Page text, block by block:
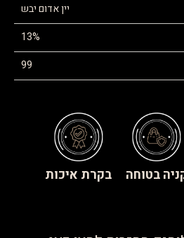
יין אדום יבש
13%
99
בטוחה בקרת איכות